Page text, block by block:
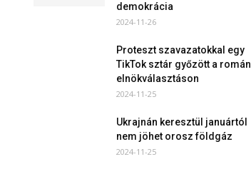
demokrácia
2024-11-26
Proteszt szavazatokkal egy
TikTok sztár győzött a román
elnökválasztáson
2024-11-25
Ukrajnán keresztül januártól
nem jöhet orosz földgáz
2024-11-25